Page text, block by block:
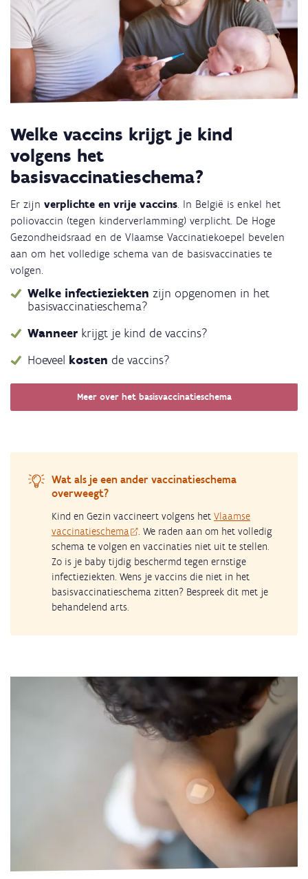
Welke vaccins krijgt je kind
volgens het
basisvaccinatieschema?
Er zijn verplichte en vrije vaccins . In België is enkel het
poliovaccin (tegen kinderverlamming) verplicht. De Hoge
Gezondheidsraad en de Vlaamse Vaccinatiekoepel bevelen
aan om het volledige schema van de basisvaccinaties te
volgen.
Welke infectieziekten zijn opgenomen in het
basisvaccinatieschema?
Wanneer krijgt je kind de vaccins?
Hoeveel kosten de vaccins?
Meer over het basisvaccinatieschema
Wat als je een ander vaccinatieschema
overweegt?
Kind en Gezin vaccineert volgens het Vlaamse
vaccinatieschema
. We raden aan om het volledig
schema te volgen en vaccinaties niet uit te stellen.
Zo is je baby tijdig beschermd tegen ernstige
infectieziekten. Wens je vaccins die niet in het
basisvaccinatieschema zitten? Bespreek dit met je
behandelend arts.